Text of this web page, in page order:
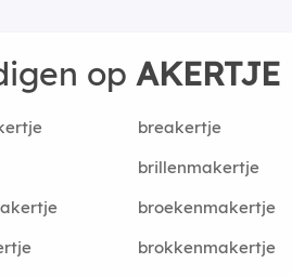
op AKERTJE
breakertje
brillenmakertje
broekenmakertje
brokkenmakertje